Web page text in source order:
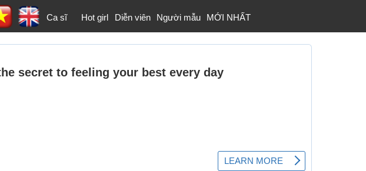
Ca sĩ Hot girl Diễn viên Người mẫu MỚI NHẤT